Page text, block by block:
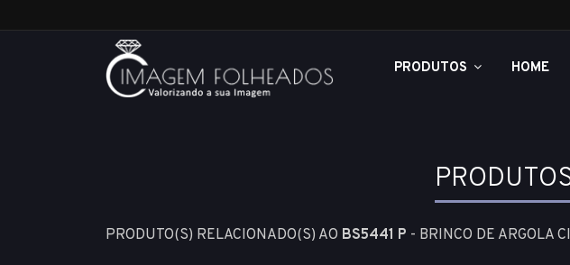
PRODUTOS HOME
PRODUTO(S) RELACIONADO(S) AO BS5441 P - BRINCO DE ARGOLA